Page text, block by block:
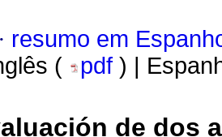
· resumo em
( pdf ) |
de dos